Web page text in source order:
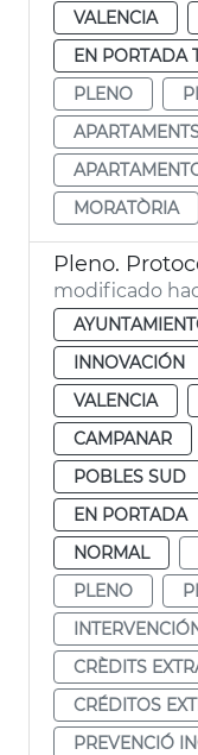
VALENCIA
EN PORTADA
PLENO
MORATÒRIA
modificado
INNOVACIÓN
VALENCIA
CAMPANAR
POBLES SUD
EN PORTADA
NORMAL
PLENO
CRÈDITS
CRÉDITOS
PREVENCIÓ